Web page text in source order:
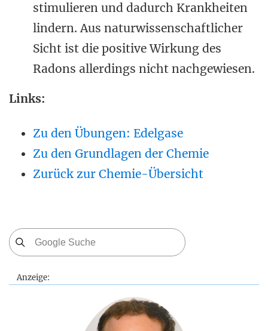
stimulieren und dadurch Krankheiten
lindern. Aus naturwissenschaftlicher
Sicht ist die positive Wirkung des
Radons allerdings nicht nachgewiesen.
Links:
Zu den Übungen: Edelgase
Zu den Grundlagen der Chemie
Zurück zur Chemie-Übersicht
Anzeige: